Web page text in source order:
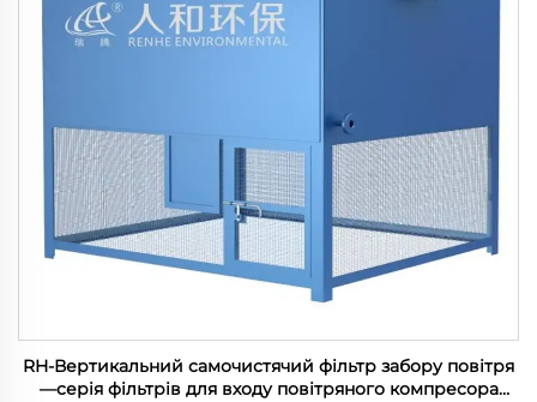
RH-Вертикальний самочистячий фільтр забору повітря
—серія фільтрів для входу повітряного компресора